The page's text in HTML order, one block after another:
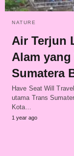
NATURE
Air Terjun
Alam
Sumatera
Have Seat Will
utama Trans
Kota…
1 year ago